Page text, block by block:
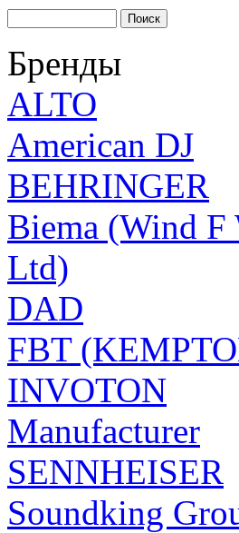
Бренды
ALTO
American DJ
BEHRINGER
Biema (Wind F
Ltd)
DAD
FBT
INVOTON
Manufacturer
SENNHEISER
Soundking